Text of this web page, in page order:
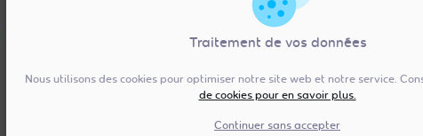
Traitement de vos données
Nous utilisons des cookies pour optimiser notre site web et notre service.
de cookies pour en savoir plus.
Continuer sans accepter
Centre-Val de Loire (92) Pays de la
Vendée — 85 (98)